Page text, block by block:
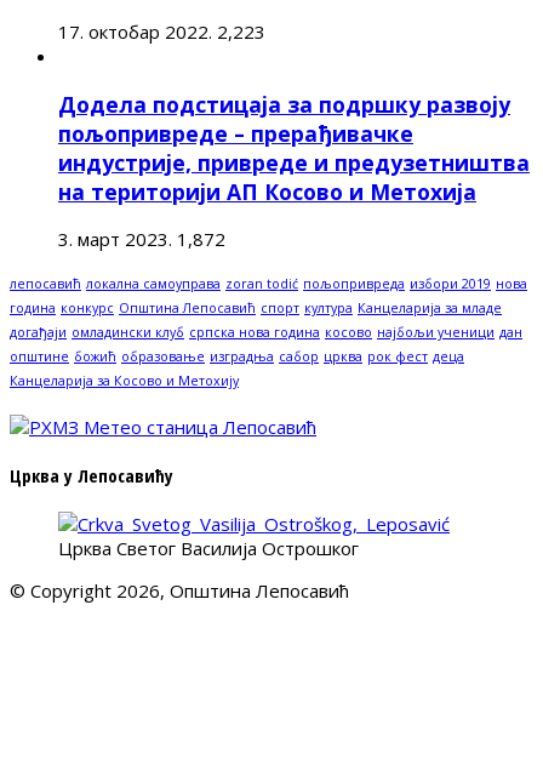
17. октобар 2022. 2,223
Додела подстицаја за подршку развоју
пољопривреде – прерађивачке
индустрије, привреде и предузетништва
на територији АП Косово и Метохија
3. март 2023. 1,872
лепосавић локална самоуправа zoran todić пољопривреда избори 2019 нова
година конкурс Општина Лепосавић спорт култура Канцеларија за младе
догађаји омладински клуб српска нова година косово најбољи ученици дан
општине божић образовање изградња сабор црква рок фест деца
Канцеларија за Косово и Метохију
Црква у Лепосавићу
Црква Светог Василија Острошког
© Copyright 2026, Општина Лепосавић